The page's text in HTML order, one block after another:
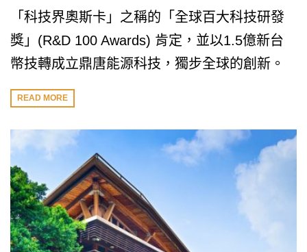
「科技界奧斯卡」之稱的「全球百大科技研發
獎」(R&D 100 Awards) 肯定，並以1.5億新台
幣技轉成立鼎唐能源科技，獨步全球的創新。
READ MORE